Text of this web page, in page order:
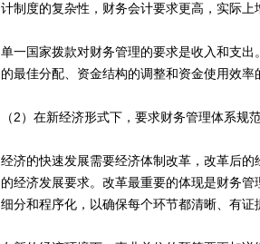
计制度的复杂性，财务会计要求更高，实际
单一国家拨款对财务管理的要求是收入和支
的最佳分配、资金结构的调整和资金使用效率
（2）在新经济形式下，要求财务管理体系规
经济的快速发展需要经济体制改革，改革后
的经济发展要求。改革最重要的体现是财务
细分和程序化，以确保每个环节都清晰、有证